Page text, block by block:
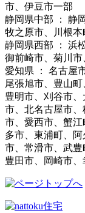
市、伊豆市一部
静岡県中部 ： 静
牧之原市、川根本
静岡県西部 ： 浜
御前崎市、菊川市
愛知県 ： 名古屋
尾張旭市、豊山
豊明市、刈谷市
市、北名古屋市
市、愛西市、蟹
多市、東浦町、
市、常滑市、武豊
豊田市、岡崎市、